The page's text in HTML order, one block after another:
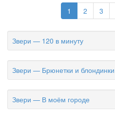
1 2 3
Звери — 120 в минуту
Звери — Брюнетки и блондинки
Звери — В моём городе